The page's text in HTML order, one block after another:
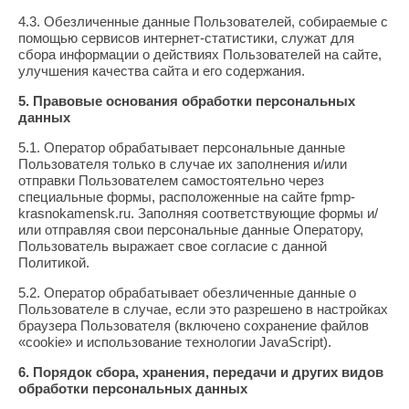
4.3. Обезличенные данные Пользователей, собираемые с
помощью сервисов интернет-статистики, служат для
сбора информации о действиях Пользователей на сайте,
улучшения качества сайта и его содержания.
5. Правовые основания обработки персональных
данных
5.1. Оператор обрабатывает персональные данные
Пользователя только в случае их заполнения и/или
отправки Пользователем самостоятельно через
специальные формы, расположенные на сайте fpmp-
krasnokamensk.ru. Заполняя соответствующие формы и/
или отправляя свои персональные данные Оператору,
Пользователь выражает свое согласие с данной
Политикой.
5.2. Оператор обрабатывает обезличенные данные о
Пользователе в случае, если это разрешено в настройках
браузера Пользователя (включено сохранение файлов
«cookie» и использование технологии JavaScript).
6. Порядок сбора, хранения, передачи и других видов
обработки персональных данных